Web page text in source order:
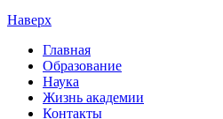
Наверх
Главная
Образование
Наука
Жизнь академии
Контакты